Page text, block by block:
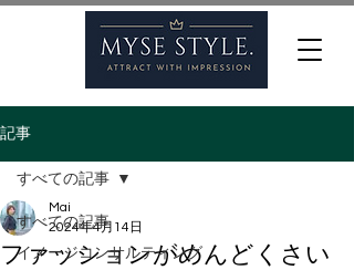
記事
すべての記事
イメージコンサルティング
すべての記事
ファッションがめんどくさい
Mai
2024年4月14日